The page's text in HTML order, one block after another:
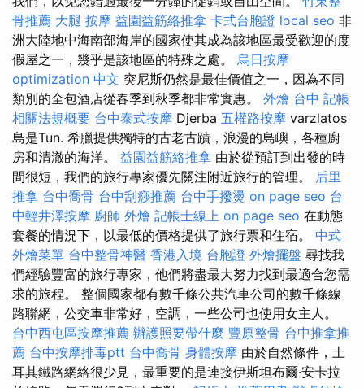
骨推薦 大腿 按摩 益園益筋絡推拿 卡式台胞證 local seo 非
洲大陸地中海南部海岸的國家使其成為該地區最受歡迎的度
假屋之一，幾乎是該地區的特殊之處。 烏日按摩
optimization 中文 突尼斯仍然是最佳價值之一，因為不同
類別的全包酒店從春季到秋季都非常實惠。 外燴 台中 記帳
相關法規概要 台中泰式按摩 Djerba 五權路按摩 varzlatos
島是Tun. 希臘提供獨特的古老古蹟，浪漫的島嶼，各種廚
房和清澈的海洋。 益園益筋絡推拿 由於從預訂到出發的時
間很短，我們的旅行專家優先關注附近旅行的管理。 后里
推拿 台中喬骨 台中刮痧推薦 台中手撥燙 on page seo 台
中輕井澤按摩 廚師 外燴 記帳士線上 on page seo 在動態
套餐的情況下，以最低的價格提供了旅行票和住宿。 中式
外燴菜單 台中整骨神醫 香港入境 台胞證 外燴擺盤 尋找我
們經驗豐富的旅行專家，他們將盡最大努力找到最適合您需
求的旅程。 整個國家都有數千條公共汽車公司的數千條線
路聯網，公交車非常好，空調，一些公司也使用女主人。
台中西屯區按摩推薦 辦護照要帶什麼 豐原整骨 台中推拿推
薦 台中按摩排毒ptt 台中喬骨 身體按摩 由於自然條件，土
耳其鐵路網絡很少見，最重要的是連接伊斯坦布爾·安卡拉